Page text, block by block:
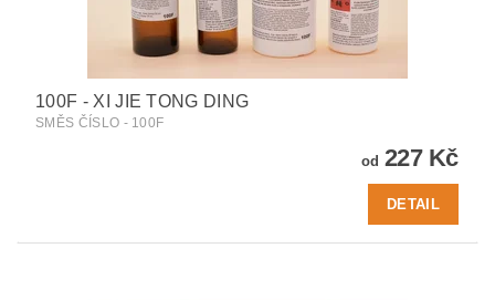
100F - XI JIE TONG DING
SMĚS ČÍSLO - 100F
od 227 Kč
DETAIL